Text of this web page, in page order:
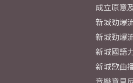
成立原意
新城勁爆
新城勁爆
新城國語
新城歌曲